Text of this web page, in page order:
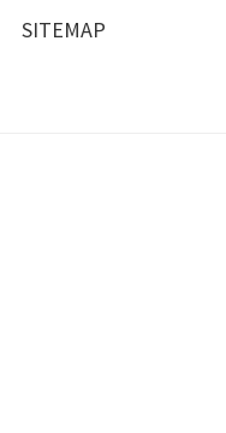
SITEMAP